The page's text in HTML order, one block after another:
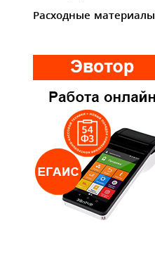
Расходные материалы